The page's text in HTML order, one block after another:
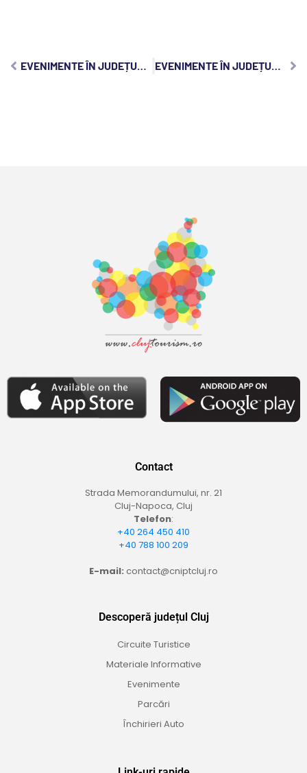
Contact
Strada Memorandumului, nr. 21
Cluj-Napoca, Cluj
Telefon:
+40 264 450 410
+40 788 100 209
E-mail: contact@cniptcluj.ro
Descoperă județul Cluj
Circuite Turistice
Materiale Informative
Evenimente
Parcări
Închirieri Auto